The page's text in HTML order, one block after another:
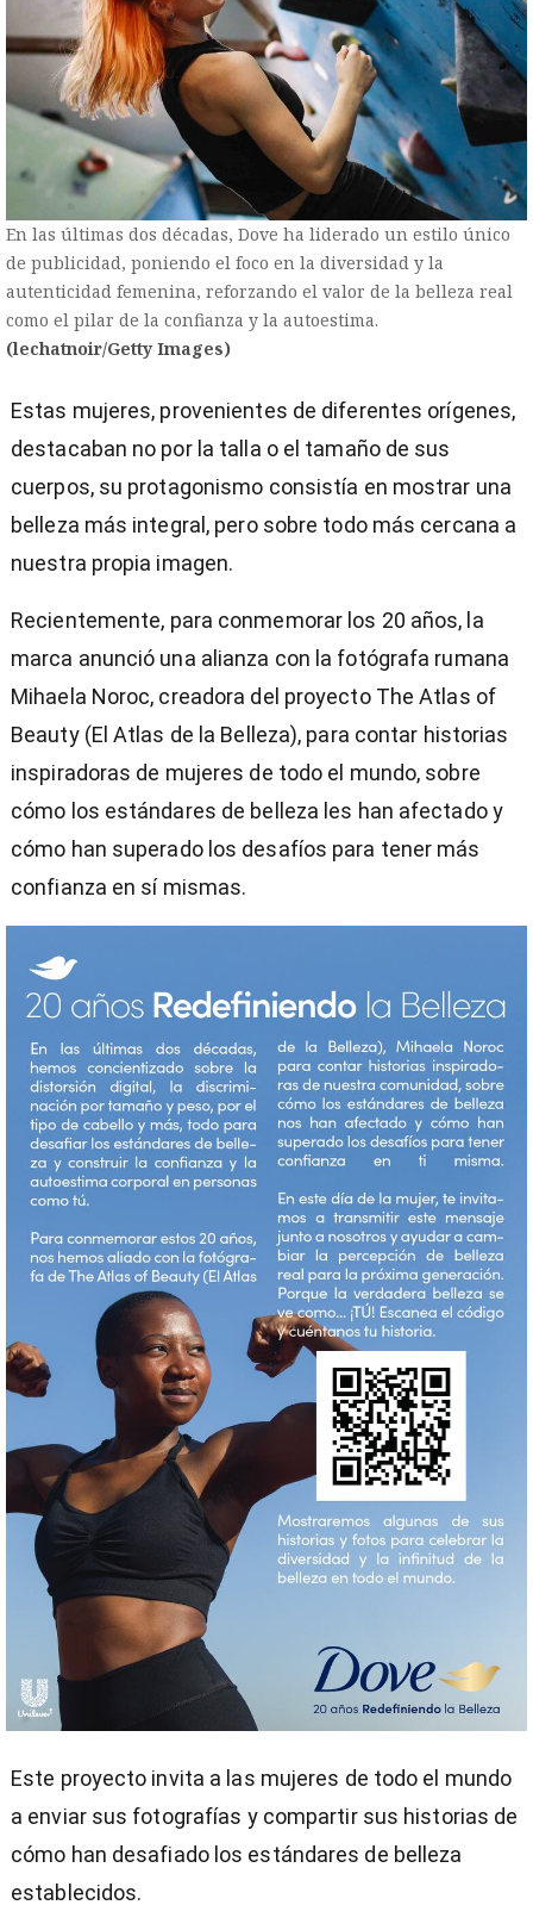
En las últimas dos décadas, Dove ha liderado un estilo único
de publicidad, poniendo el foco en la diversidad y la
autenticidad femenina, reforzando el valor de la belleza real
como el pilar de la confianza y la autoestima.
(lechatnoir/Getty Images)
Estas mujeres, provenientes de diferentes orígenes,
destacaban no por la talla o el tamaño de sus
cuerpos, su protagonismo consistía en mostrar una
belleza más integral, pero sobre todo más cercana a
nuestra propia imagen.
Recientemente, para conmemorar los 20 años, la
marca anunció una alianza con la fotógrafa rumana
Mihaela Noroc, creadora del proyecto The Atlas of
Beauty (El Atlas de la Belleza), para contar historias
inspiradoras de mujeres de todo el mundo, sobre
cómo los estándares de belleza les han afectado y
cómo han superado los desafíos para tener más
confianza en sí mismas.
Este proyecto invita a las mujeres de todo el mundo
a enviar sus fotografías y compartir sus historias de
cómo han desafiado los estándares de belleza
establecidos.